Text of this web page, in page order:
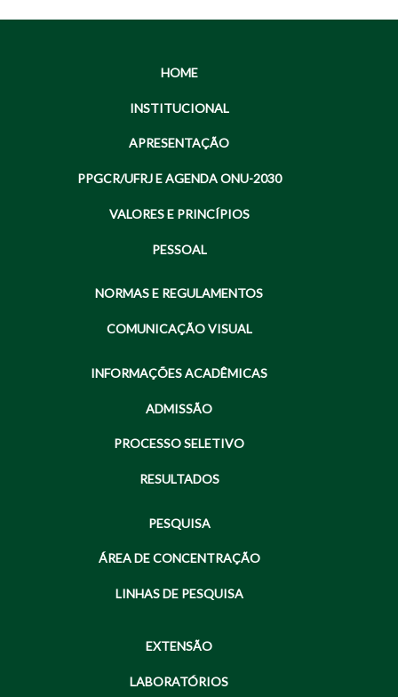
HOME
INSTITUCIONAL
APRESENTAÇÃO
PPGCR/UFRJ E AGENDA ONU-2030
VALORES E PRINCÍPIOS
PESSOAL
NORMAS E REGULAMENTOS
COMUNICAÇÃO VISUAL
INFORMAÇÕES ACADÊMICAS
ADMISSÃO
PROCESSO SELETIVO
RESULTADOS
PESQUISA
ÁREA DE CONCENTRAÇÃO
LINHAS DE PESQUISA
EXTENSÃO
LABORATÓRIOS